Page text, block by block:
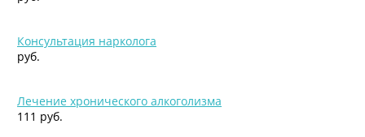
Консультация нарколога
руб.
Лечение хронического алкоголизма
111 руб.